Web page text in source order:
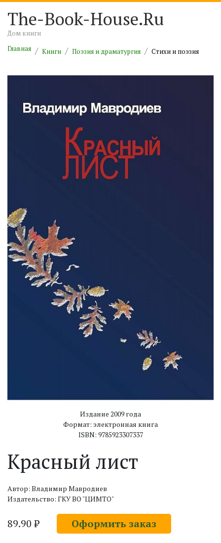
The-Book-House.Ru
Дом книги
Главная
Книги Поэзия и драматургия Cтихи и поэзия
Издание 2009 года
Формат: электронная книга
ISBN: 9785923307337
Красный лист
Автор: Владимир Мавродиев
Издательство: ГКУ ВО "ЦИМТО"
89.90 ₽ Оформить заказ